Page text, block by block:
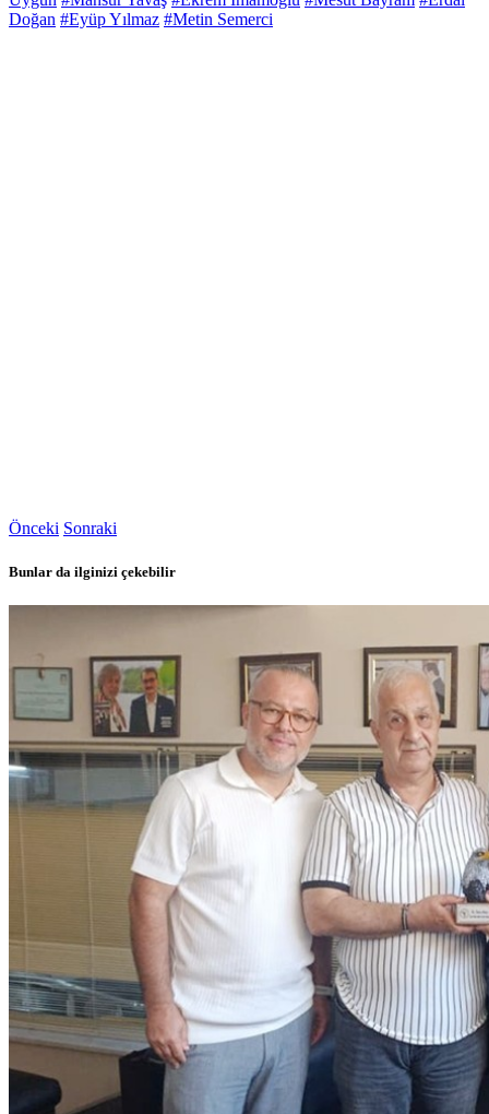
Doğan #Eyüp Yılmaz #Metin Semerci
Önceki Sonraki
Bunlar da ilginizi çekebilir